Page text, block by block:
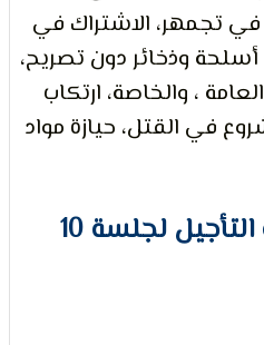
الاشتراك في
دون تصريح،
والخاصة، ارتكاب
حيازة مواد
القرار: قررت المحكمة التأجيل لجلسة 10